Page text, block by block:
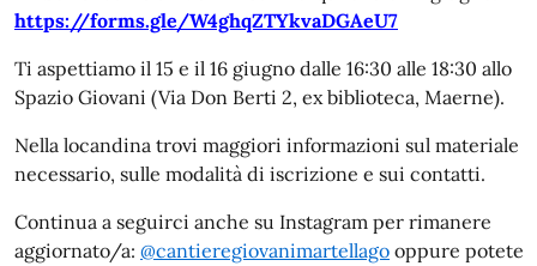
https://forms.gle/W4ghqZTYkvaDGAeU7
Ti aspettiamo il 15 e il 16 giugno dalle 16:30 alle 18:30 allo
Spazio Giovani (Via Don Berti 2, ex biblioteca, Maerne).
Nella locandina trovi maggiori informazioni sul materiale
necessario, sulle modalità di iscrizione e sui contatti.
Continua a seguirci anche su Instagram per rimanere
aggiornato/a: @cantieregiovanimartellago oppure potete